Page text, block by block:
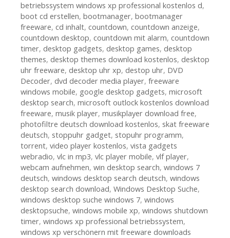
betriebssystem windows xp professional kostenlos d,
boot cd erstellen, bootmanager, bootmanager
freeware, cd inhalt, countdown, countdown anzeige,
countdown desktop, countdown mit alarm, countdown
timer, desktop gadgets, desktop games, desktop
themes, desktop themes download kostenlos, desktop
uhr freeware, desktop uhr xp, destop uhr, DVD
Decoder, dvd decoder media player, freeware
windows mobile, google desktop gadgets, microsoft
desktop search, microsoft outlock kostenlos download
freeware, musik player, musikplayer download free,
photofiltre deutsch download kostenlos, skat freeware
deutsch, stoppuhr gadget, stopuhr programm,
torrent, video player kostenlos, vista gadgets
webradio, vlc in mp3, vlc player mobile, vlf player,
webcam aufnehmen, win desktop search, windows 7
deutsch, windows desktop search deutsch, windows
desktop search download, Windows Desktop Suche,
windows desktop suche windows 7, windows
desktopsuche, windows mobile xp, windows shutdown
timer, windows xp professional betriebssystem,
windows xp verschönern mit freeware downloads